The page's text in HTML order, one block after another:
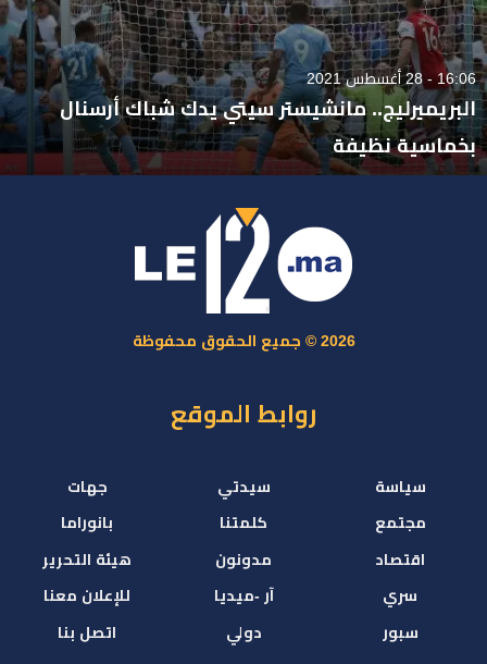
16:06 - 28 أغسطس 2021
البريميرليج.. مانشيستر سيتي يدك شباك أرسنال
بخماسية نظيفة
2026 © جميع الحقوق محفوظة
روابط الموقع
سياسة
مجتمع
اقتصاد
سري
سبور
سيدتي
كلمتنا
مدونون
آر -ميديا
دولي
جهات
بانوراما
هيئة التحرير
للإعلان معنا
اتصل بنا